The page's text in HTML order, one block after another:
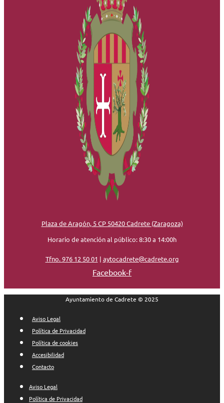
Plaza de Aragón, 5 CP 50420 Cadrete (Zaragoza)
Horario de atención al público: 8:30 a 14:00h
Tfno. 976 12 50 01 | aytocadrete@cadrete.org
Facebook-f
Ayuntamiento de Cadrete © 2025
Aviso Legal
Política de Privacidad
Política de cookies
Accesibilidad
Contacto
Aviso Legal
Política de Privacidad